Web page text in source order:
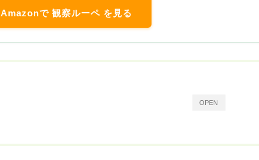
Amazonで 観察ルーペ を見る
OPEN